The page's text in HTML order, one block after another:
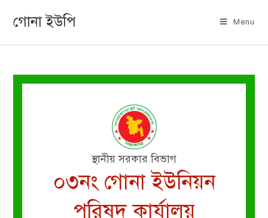
গোনা ইউপি Menu
স্থানীয় সরকার বিভাগ
০৩নং গোনা ইউনিয়ন
পরিষদ কার্যালয়